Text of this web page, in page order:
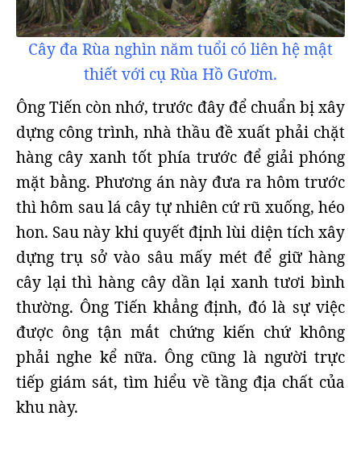
Cây đa Rùa nghìn năm tuổi có liên hệ mật
thiết với cụ Rùa Hồ Gươm.
Ông Tiến còn nhớ, trước đây để chuẩn bị xây
dựng công trình, nhà thầu đề xuất phải chặt
hàng cây xanh tốt phía trước để giải phóng
mặt bằng. Phương án này đưa ra hôm trước
thì hôm sau lá cây tự nhiên cứ rũ xuống, héo
hon. Sau này khi quyết định lùi diện tích xây
dựng trụ sở vào sâu mấy mét để giữ hàng
cây lại thì hàng cây dần lại xanh tươi bình
thường. Ông Tiến khẳng định, đó là sự việc
được ông tận mắt chứng kiến chứ không
phải nghe kể nữa. Ông cũng là người trực
tiếp giám sát, tìm hiểu về tầng địa chất của
khu này.